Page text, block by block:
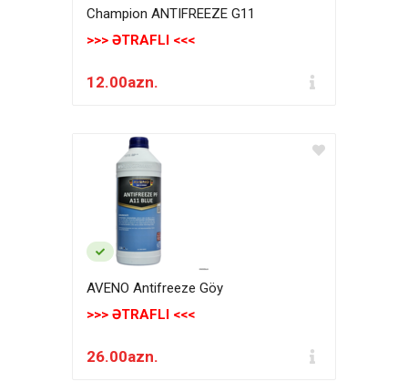
Champion ANTIFREEZE G11
>>> ƏTRAFLI <<<
12.00azn.
AVENO Antifreeze Göy
>>> ƏTRAFLI <<<
26.00azn.